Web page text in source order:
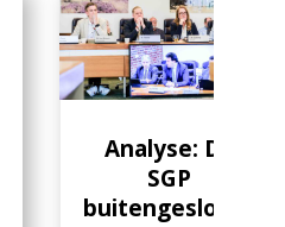
Analyse: De
SGP
buitengesloten